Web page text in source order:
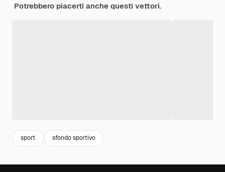
Potrebbero piacerti anche questi vettori.
sport sfondo sportivo